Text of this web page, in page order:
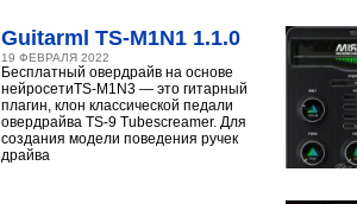
Guitarml TS-M1N1 1.1.0
19 ФЕВРАЛЯ 2022
Бесплатный овердрайв на основе
нейросетиTS-M1N3 — это гитарный
плагин, клон классической педали
овердрайва TS-9 Tubescreamer. Для
создания модели поведения ручек
драйва